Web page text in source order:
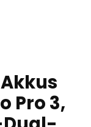
Pro 3,